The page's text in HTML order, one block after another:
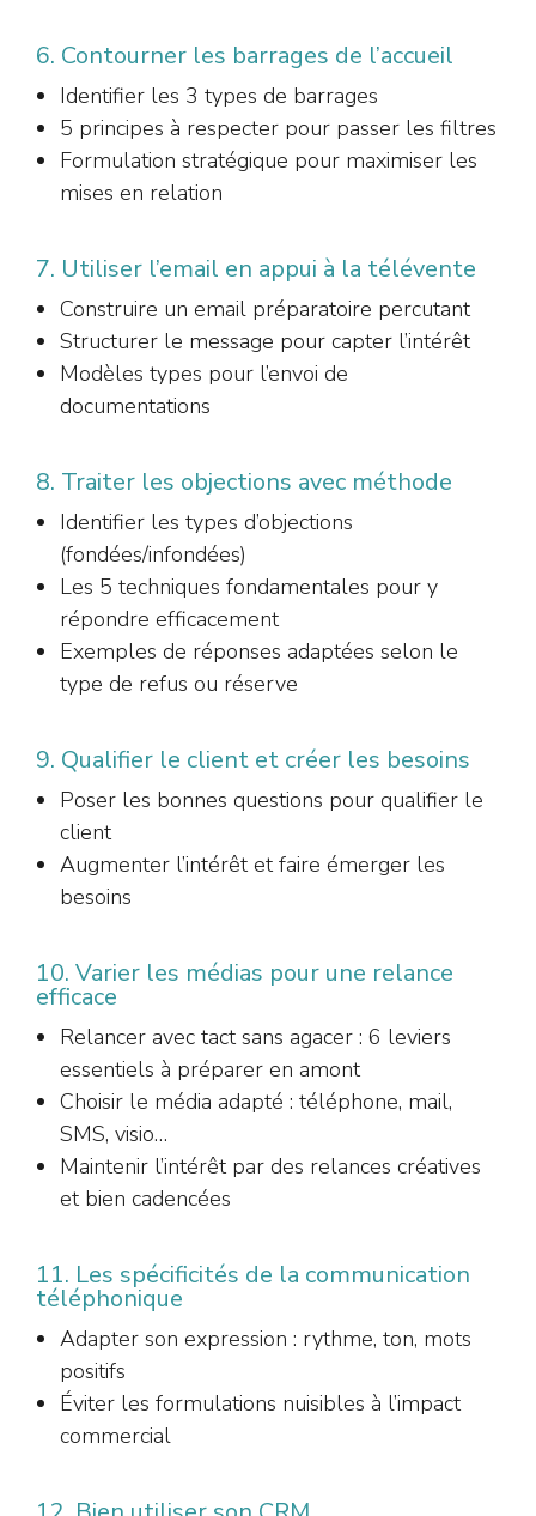
6. Contourner les barrages de l’accueil
Identifier les 3 types de barrages
5 principes à respecter pour passer les filtres
Formulation stratégique pour maximiser les
mises en relation
7. Utiliser l’email en appui à la télévente
Construire un email préparatoire percutant
Structurer le message pour capter l’intérêt
Modèles types pour l’envoi de
documentations
8. Traiter les objections avec méthode
Identifier les types d’objections
(fondées/infondées)
Les 5 techniques fondamentales pour y
répondre efficacement
Exemples de réponses adaptées selon le
type de refus ou réserve
9. Qualifier le client et créer les besoins
Poser les bonnes questions pour qualifier le
client
Augmenter l’intérêt et faire émerger les
besoins
10. Varier les médias pour une relance
efficace
Relancer avec tact sans agacer : 6 leviers
essentiels à préparer en amont
Choisir le média adapté : téléphone, mail,
SMS, visio…
Maintenir l’intérêt par des relances créatives
et bien cadencées
11. Les spécificités de la communication
téléphonique
Adapter son expression : rythme, ton, mots
positifs
Éviter les formulations nuisibles à l’impact
commercial